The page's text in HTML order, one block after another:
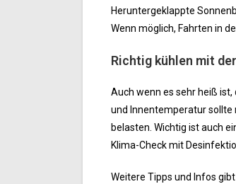
Heruntergeklappte
Wenn möglich, Fahrten in
Richtig kühlen mit
Auch wenn es sehr heiß
und Innentemperatur sollte
belasten. Wichtig ist auch
Klima-Check mit
Weitere Tipps und Infos